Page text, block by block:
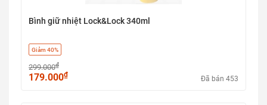
Bình giữ nhiệt Lock&Lock 340ml
Giảm 40%
299.000₫
179.000₫ Đã bán 453